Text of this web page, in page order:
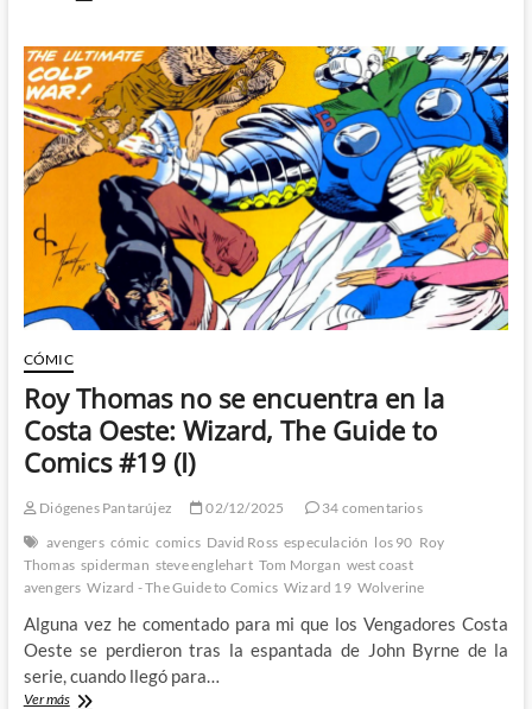
su
Lobezno:
Wizard,
The
Guide
to
Comics
CÓMIC
Roy Thomas no se encuentra en la
Costa Oeste: Wizard, The Guide to
Comics #19 (I)
Diógenes Pantarújez 02/12/2025
34 comentarios
avengers cómic comics David Ross especulación los 90 Roy
Thomas spiderman steve englehart Tom Morgan west coast
avengers Wizard - The Guide to Comics Wizard 19 Wolverine
Alguna vez he comentado para mi que los Vengadores Costa
Oeste se perdieron tras la espantada de John Byrne de la
serie, cuando llegó para…
Ver másRoy